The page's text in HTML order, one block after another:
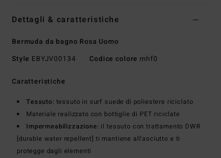
Dettagli & caratteristiche
Bermuda da bagno Rosa Uomo
Style EBYJV00134 Codice colore mhf0
Caratteristiche
Tessuto: tessuto in surf suede di poliestere riciclato
Materiale realizzato con bottiglie di PET riciclate
Impermeabilizzazione: il tessuto con trattamento DWR
[durable water repellent] ti mantiene all'asciutto e ti
protegge dagli elementi